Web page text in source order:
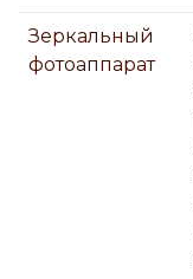
Зеркальный
фотоаппарат